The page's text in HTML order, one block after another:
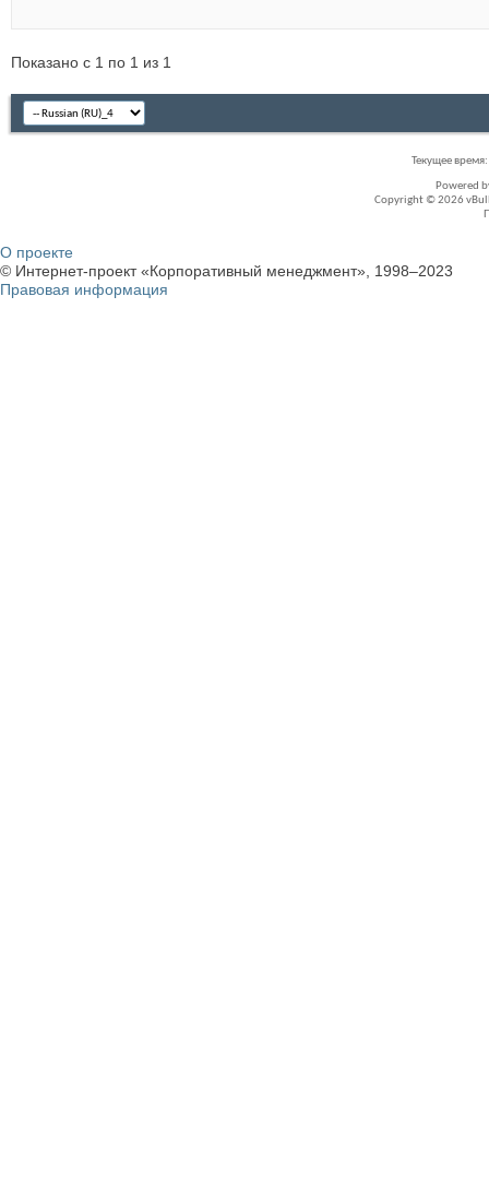
Показано с 1 по 1 из 1
Текущее время:
Powered
Copyright © 2026
О проекте
© Интернет-проект «Корпоративный менеджмент», 1998–2023
Правовая информация